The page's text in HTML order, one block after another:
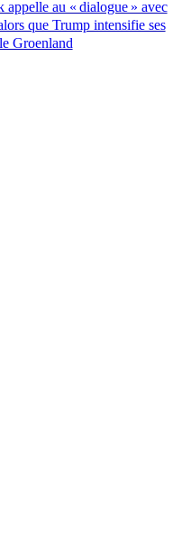
appelle au « dialogue » avec
que Trump intensifie ses
Groenland